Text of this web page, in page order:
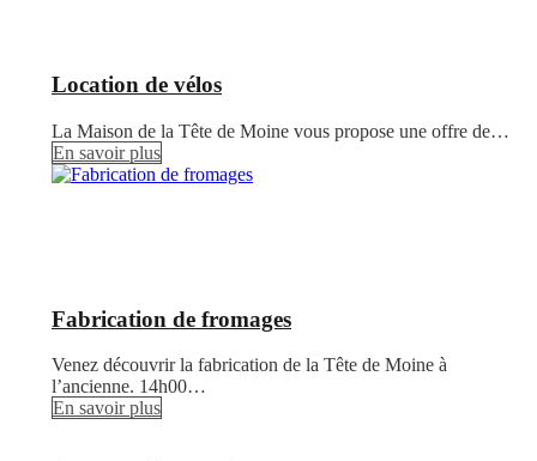
Location de vélos
La Maison de la Tête de Moine vous propose une offre de…
En savoir plus
Fabrication de fromages
Venez découvrir la fabrication de la Tête de Moine à
l’ancienne. 14h00…
En savoir plus